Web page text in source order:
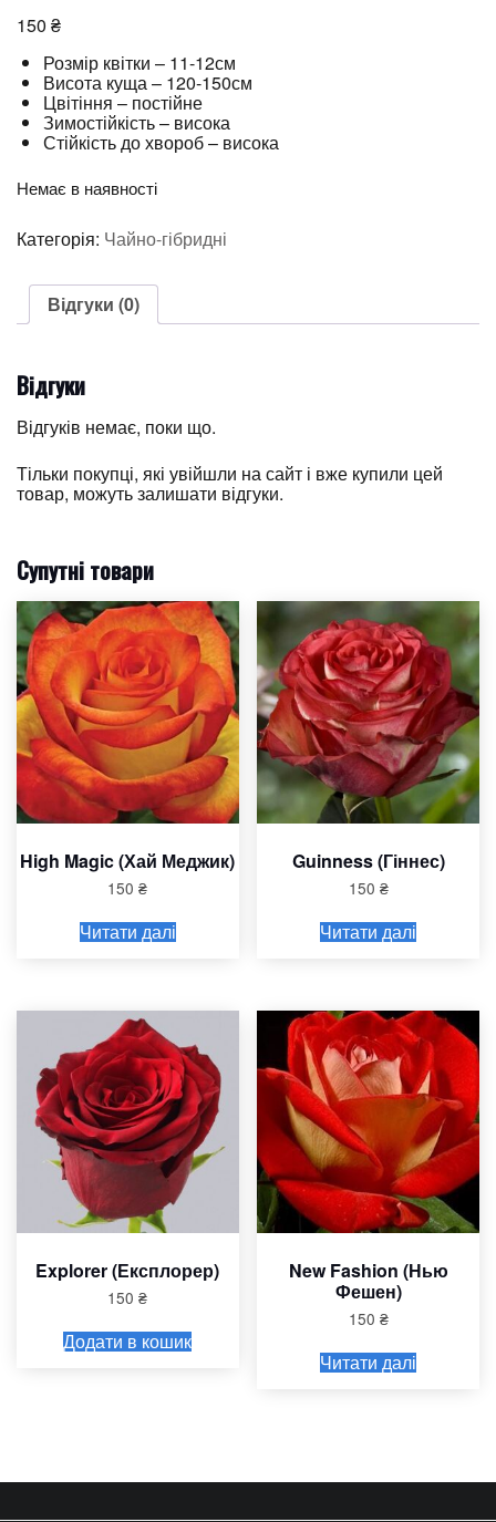
150 ₴
Розмір квітки – 11-12см
Висота куща – 120-150см
Цвітіння – постійне
Зимостійкість – висока
Стійкість до хвороб – висока
Немає в наявності
Категорія: Чайно-гібридні
Відгуки (0)
Відгуки
Відгуків немає, поки що.
Тільки покупці, які увійшли на сайт і вже купили цей
товар, можуть залишати відгуки.
Супутні товари
High Magic (Хай Меджик)
150₴
Читати далі
Guinness (Гіннес)
150 ₴
Читати далі
Explorer (Експлорер)
150₴
Додати в кошик
New Fashion (Нью
Фешен)
150 ₴
Читати далі